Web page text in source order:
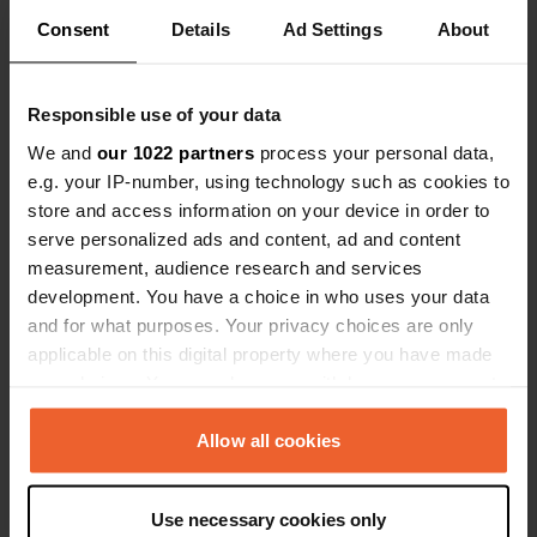
Consent Details Ad Settings About
Responsible use of your data
We and our 1022 partners process your personal data,
e.g. your IP-number, using technology such as cookies to
store and access information on your device in order to
serve personalized ads and content, ad and content
measurement, audience research and services
development. You have a choice in who uses your data
and for what purposes. Your privacy choices are only
applicable on this digital property where you have made
any time from the Cookie Declaration or by clicking on
the Privacy trigger icon.
Collect information about your geographical location
Allow all cookies
Use necessary cookies only
Contact
Emplacement
Rue des Martrois 600
Copie
49° 19' 45" N 0° 0' 46" E
Copie
49.32913 0.0127